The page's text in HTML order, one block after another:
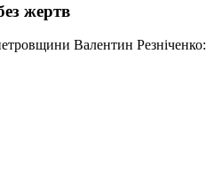
жертв
Валентин Резніченко: